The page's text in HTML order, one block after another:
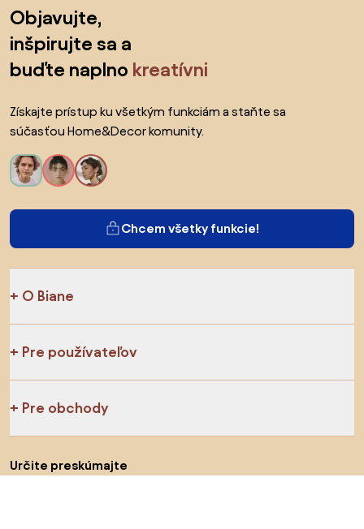
Objavujte,
inšpirujte sa a
buďte naplno kreatívni
Získajte prístup ku všetkým funkciám a staňte sa
súčasťou Home&Decor komunity.
Chcem všetky funkcie!
O Biane
Pre používateľov
Pre obchody
Určite preskúmajte